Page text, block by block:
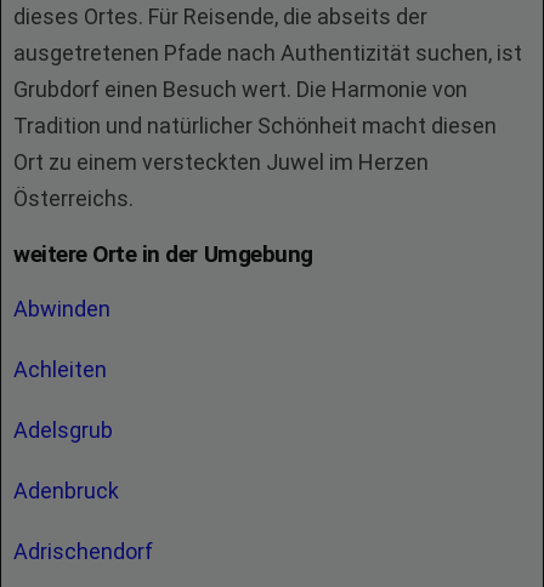
dieses Ortes. Für Reisende, die abseits der
ausgetretenen Pfade nach Authentizität suchen, ist
Grubdorf einen Besuch wert. Die Harmonie von
Tradition und natürlicher Schönheit macht diesen
Ort zu einem versteckten Juwel im Herzen
Österreichs.
weitere Orte in der Umgebung
Abwinden
Achleiten
Adelsgrub
Adenbruck
Adrischendorf